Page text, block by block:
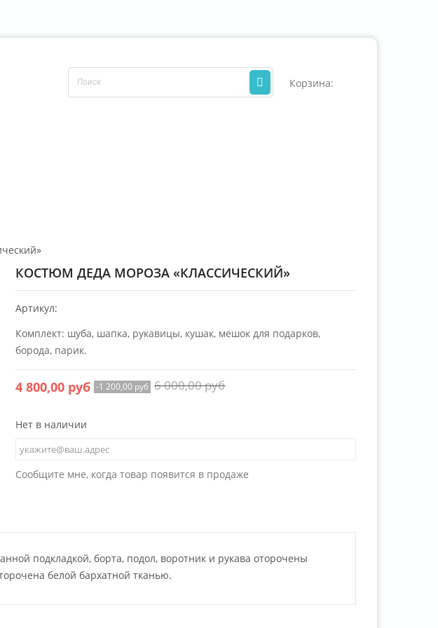
Корзина:
КОСТЮМ ДЕДА МОРОЗА «КЛАССИЧЕСКИЙ»
Артикул:
Комплект: шуба, шапка, рукавицы, кушак, мешок для подарков,
борода, парик.
4 800,00 руб -1 200,00 руб 6 000,00 руб
Нет в наличии
Сообщите мне, когда товар появится в продаже
подкладкой, борта, подол, воротник и рукава оторочены
белой бархатной тканью.